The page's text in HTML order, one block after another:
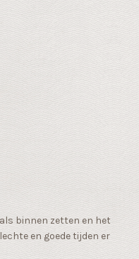
binnen zetten en het
en goede tijden er